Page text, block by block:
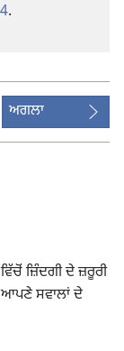
.
ਅਗਲਾ
ਜ਼ਿੰਦਗੀ ਦੇ ਜ਼ਰੂਰੀ
ਆਪਣੇ ਸਵਾਲਾਂ ਦੇ